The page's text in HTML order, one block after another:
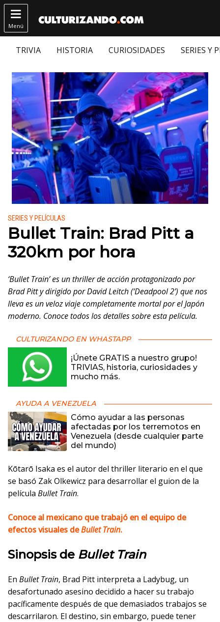

Menú
TRIVIA HISTORIA CURIOSIDADES SERIES Y
Publicado en:
SERIES Y PELÍCULAS
Bullet Train: Brad Pitt a
320km por hora
‘Bullet Train’ es un thriller de acción protagonizado por
Brad Pitt y dirigido por David Leitch (‘Deadpool 2’) que nos
lleva es un veloz viaje completamente mortal por el Japón
moderno. Conoce todos los detalles sobre esta película.
CULTURIZANDO EN WHASTAPP
¡Únete GRATIS a nuestro grupo!
TRIVIAS, historia, curiosidades y
mucho más.
AYUDA A VENEZUELA
Cómo ayudar a las personas
afectadas por los terremotos en
Venezuela (desde cualquier parte
del mundo)
Kōtarō Isaka es el autor del thriller literario en el que
se basó Zak Olkewicz para desarrollar el guion de la
película Bullet Train.
Conoce al mexicano que trabajó en el equipo de
efectos visuales deBullet Train.
Sinopsis de Bullet Train
En Bullet Train, Brad Pitt interpreta a Ladybug, un
desafortunado asesino decidido a hacer su trabajo
pacíficamente después de que demasiados trabajos se
descarrilaron. El destino, sin embargo, puede tener